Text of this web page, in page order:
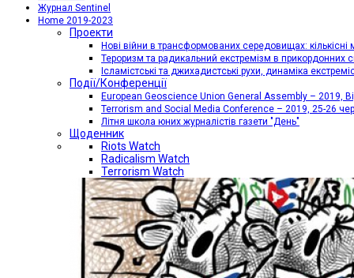
Журнал Sentinel
Home 2019-2023
Проекти
Нові війни в трансформованих середовищах: кількісні
Тероризм та радикальний екстремізм в прикордонних
Ісламістські та джихадистські рухи, динаміка
Події/Конференції
European Geoscience Union General Assembly – 2019,
Terrorism and Social Media Conference – 2019, 25-26
Літня школа юних журналістів газети "День"
Щоденник
Riots Watch
Radicalism Watch
Terrorism Watch